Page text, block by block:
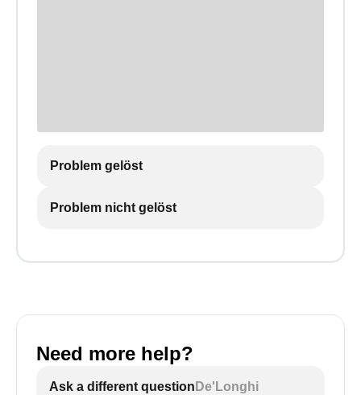
Problem gelöst
Problem nicht gelöst
Need more help?
Ask a different question De'Longhi